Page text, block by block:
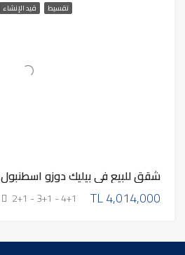
تقسيط قيد الإنشاء
شقق للبيع في بيليك دوزو اسطنبول 2025
TL4,014,000
2+1 - 3+1 - 4+1